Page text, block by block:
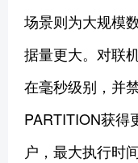
场景则为大规模
据量更大。对联
在毫秒级别，并
PARTITION获得
户，最大执行时